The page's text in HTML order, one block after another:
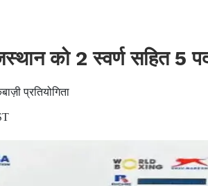
को 2 स्वर्ण सहित 5
प्रतियोगिता